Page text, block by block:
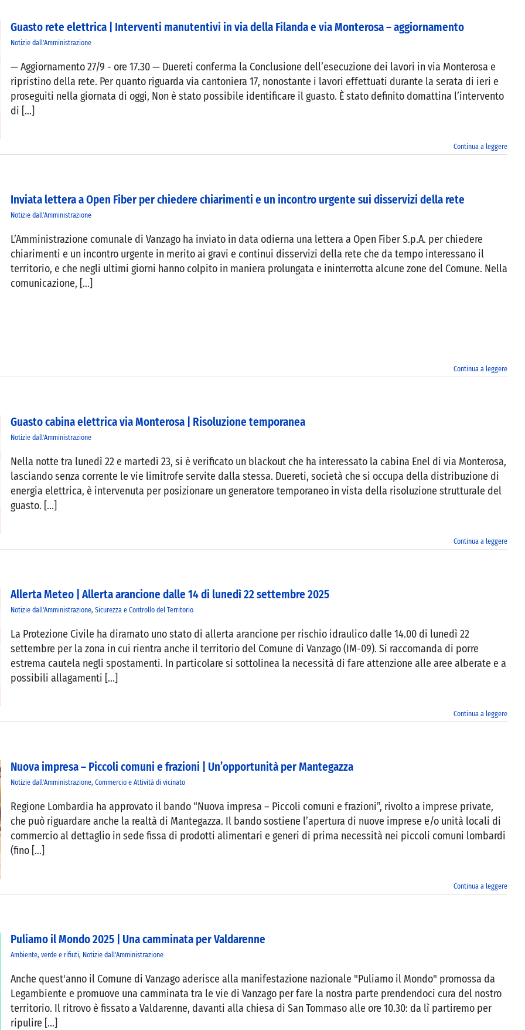
Guasto rete elettrica | Interventi manutentivi in via della Filanda e via Monterosa – aggiornamento
Notizie dall'Amministrazione
— Aggiornamento 27/9 - ore 17.30 — Duereti conferma la Conclusione dell’esecuzione dei lavori in via Monterosa e
ripristino della rete. Per quanto riguarda via cantoniera 17, nonostante i lavori effettuati durante la serata di ieri e
proseguiti nella giornata di oggi, Non è stato possibile identificare il guasto. È stato definito domattina l’intervento
di [...]
Continua a leggere
Inviata lettera a Open Fiber per chiedere chiarimenti e un incontro urgente sui disservizi della rete
Notizie dall'Amministrazione
L’Amministrazione comunale di Vanzago ha inviato in data odierna una lettera a Open Fiber S.p.A. per chiedere
chiarimenti e un incontro urgente in merito ai gravi e continui disservizi della rete che da tempo interessano il
territorio, e che negli ultimi giorni hanno colpito in maniera prolungata e ininterrotta alcune zone del Comune. Nella
comunicazione, [...]
Continua a leggere
Guasto cabina elettrica via Monterosa | Risoluzione temporanea
Notizie dall'Amministrazione
Nella notte tra lunedì 22 e martedì 23, si è verificato un blackout che ha interessato la cabina Enel di via Monterosa,
lasciando senza corrente le vie limitrofe servite dalla stessa. Duereti, società che si occupa della distribuzione di
energia elettrica, è intervenuta per posizionare un generatore temporaneo in vista della risoluzione strutturale del
guasto. [...]
Continua a leggere
Allerta Meteo | Allerta arancione dalle 14 di lunedì 22 settembre 2025
Notizie dall'Amministrazione, Sicurezza e Controllo del Territorio
La Protezione Civile ha diramato uno stato di allerta arancione per rischio idraulico dalle 14.00 di lunedì 22
settembre per la zona in cui rientra anche il territorio del Comune di Vanzago (IM-09). Si raccomanda di porre
estrema cautela negli spostamenti. In particolare si sottolinea la necessità di fare attenzione alle aree alberate e a
possibili allagamenti [...]
Continua a leggere
Nuova impresa – Piccoli comuni e frazioni | Un’opportunità per Mantegazza
Notizie dall'Amministrazione, Commercio e Attività di vicinato
Regione Lombardia ha approvato il bando “Nuova impresa – Piccoli comuni e frazioni”, rivolto a imprese private,
che può riguardare anche la realtà di Mantegazza. Il bando sostiene l’apertura di nuove imprese e/o unità locali di
commercio al dettaglio in sede fissa di prodotti alimentari e generi di prima necessità nei piccoli comuni lombardi
(fino [...]
Continua a leggere
Puliamo il Mondo 2025 | Una camminata per Valdarenne
Ambiente, verde e rifiuti, Notizie dall'Amministrazione
Anche quest'anno il Comune di Vanzago aderisce alla manifestazione nazionale "Puliamo il Mondo" promossa da
Legambiente e promuove una camminata tra le vie di Vanzago per fare la nostra parte prendendoci cura del nostro
territorio. Il ritrovo è fissato a Valdarenne, davanti alla chiesa di San Tommaso alle ore 10.30: da lì partiremo per
ripulire [...]